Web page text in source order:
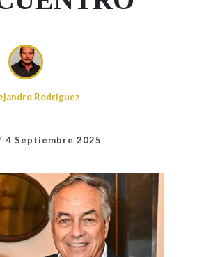
Rodríguez
4 Septiembre 2025